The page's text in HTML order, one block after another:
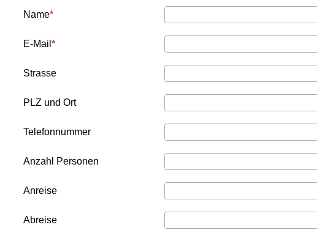
Name
E-Mail
Strasse
PLZ und Ort
Telefonnummer
Anzahl Personen
Anreise
Abreise